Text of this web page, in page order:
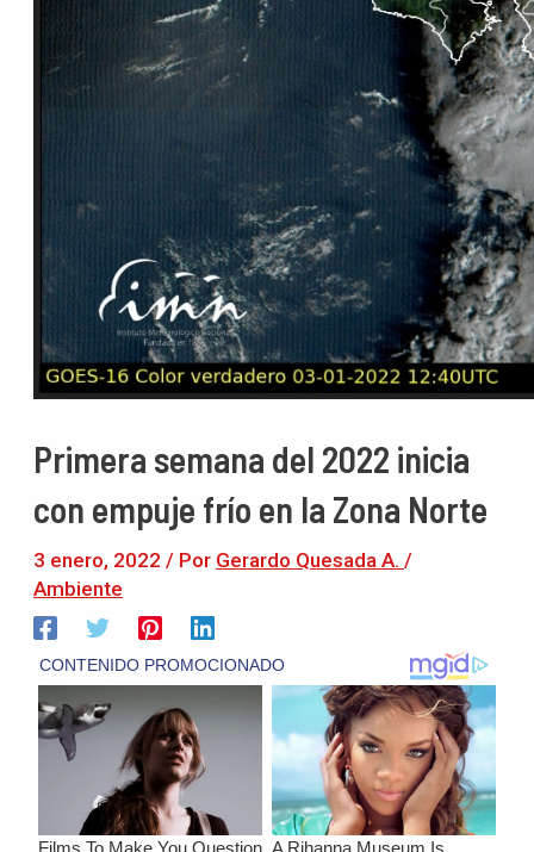
Primera semana del 2022 inicia
con empuje frío en la Zona Norte
3 enero, 2022 / Por Gerardo Quesada A. /
Ambiente